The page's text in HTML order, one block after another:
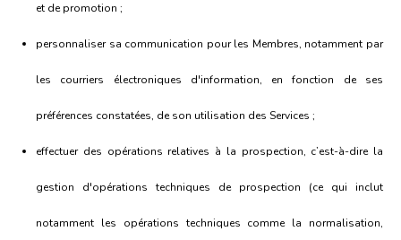
et de promotion ;
personnaliser sa communication pour les Membres, notamment par
les courriers électroniques d'information, en fonction de ses
préférences constatées, de son utilisation des Services ;
effectuer des opérations relatives à la prospection, c’est-à-dire la
gestion d'opérations techniques de prospection (ce qui inclut
notamment les opérations techniques comme la normalisation,